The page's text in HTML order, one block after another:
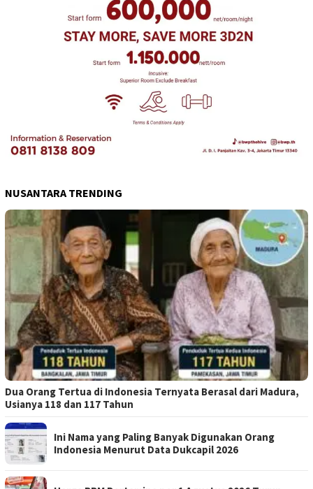
NUSANTARA TRENDING
Dua Orang Tertua di Indonesia Ternyata Berasal dari Madura,
Usianya 118 dan 117 Tahun
Ini Nama yang Paling Banyak Digunakan Orang
Indonesia Menurut Data Dukcapil 2026